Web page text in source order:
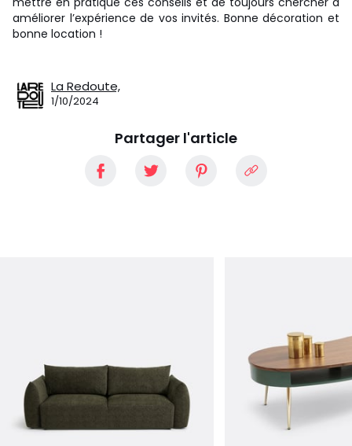
améliorer l’expérience de vos invités. Bonne décoration et
bonne location !
La Redoute,
1/10/2024
Partager l'article